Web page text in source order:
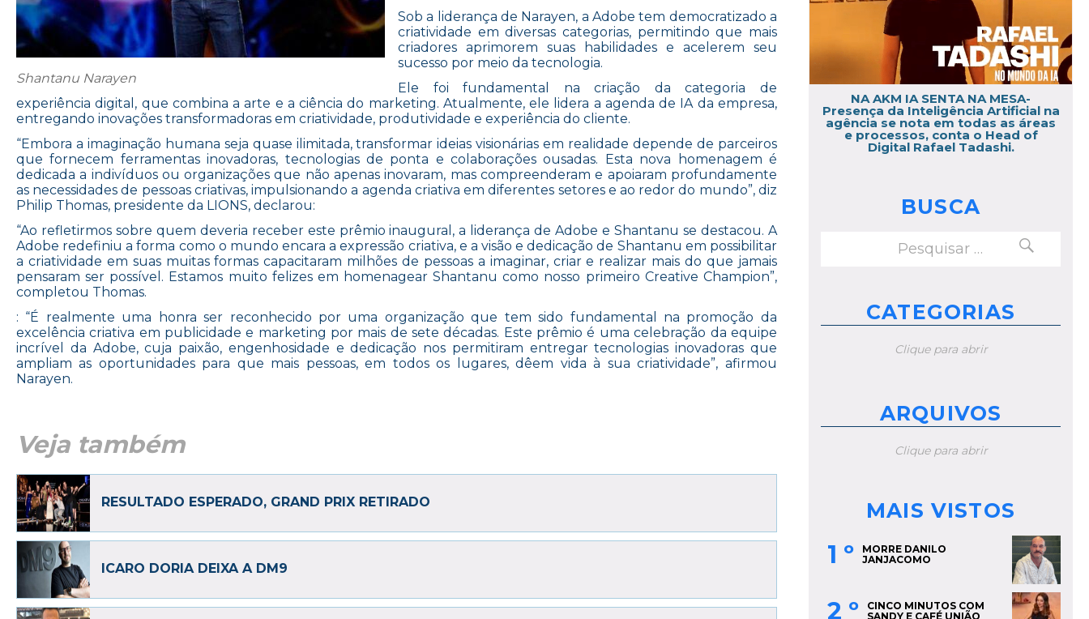
Shantanu Narayen
Sob a liderança de Narayen, a Adobe tem democratizado a
criatividade em diversas categorias, permitindo que mais
criadores aprimorem suas habilidades e acelerem seu
sucesso por meio da tecnologia.
Ele foi fundamental na criação da categoria de
experiência digital, que combina a arte e a ciência do marketing. Atualmente, ele lidera a agenda de IA da empresa,
entregando inovações transformadoras em criatividade, produtividade e experiência do cliente.
“Embora a imaginação humana seja quase ilimitada, transformar ideias visionárias em realidade depende de parceiros
que fornecem ferramentas inovadoras, tecnologias de ponta e colaborações ousadas. Esta nova homenagem é
dedicada a indivíduos ou organizações que não apenas inovaram, mas compreenderam e apoiaram profundamente
as necessidades de pessoas criativas, impulsionando a agenda criativa em diferentes setores e ao redor do mundo”, diz
Philip Thomas, presidente da LIONS, declarou:
“Ao refletirmos sobre quem deveria receber este prêmio inaugural, a liderança de Adobe e Shantanu se destacou. A
Adobe redefiniu a forma como o mundo encara a expressão criativa, e a visão e dedicação de Shantanu em possibilitar
a criatividade em suas muitas formas capacitaram milhões de pessoas a imaginar, criar e realizar mais do que jamais
pensaram ser possível. Estamos muito felizes em homenagear Shantanu como nosso primeiro Creative Champion”,
completou Thomas.
: “É realmente uma honra ser reconhecido por uma organização que tem sido fundamental na promoção da
excelência criativa em publicidade e marketing por mais de sete décadas. Este prêmio é uma celebração da equipe
incrível da Adobe, cuja paixão, engenhosidade e dedicação nos permitiram entregar tecnologias inovadoras que
ampliam as oportunidades para que mais pessoas, em todos os lugares, dêem vida à sua criatividade”, afirmou
Narayen.
Veja também
RESULTADO ESPERADO, GRAND PRIX RETIRADO
ICARO DORIA DEIXA A DM9
NA AKM IA SENTA NA MESA-
Presença da Inteligência Artificial na
agência se nota em todas as áreas
e processos, conta o Head of
Digital Rafael Tadashi.
BUSCA
PESQUISAR
CATEGORIAS
Clique para abrir
ARQUIVOS
Clique para abrir
MAIS VISTOS
1 º
MORRE DANILO
JANJACOMO
2 º
CINCO MINUTOS COM
SANDY E CAFÉ UNIÃO